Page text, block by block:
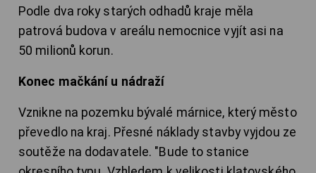
Podle dva roky starých odhadů kraje měla
patrová budova v areálu nemocnice vyjít asi na
50 milionů korun.
Konec mačkání u nádraží
Vznikne na pozemku bývalé márnice, který město
převedlo na kraj. Přesné náklady stavby vyjdou ze
soutěže na dodavatele. "Bude to stanice